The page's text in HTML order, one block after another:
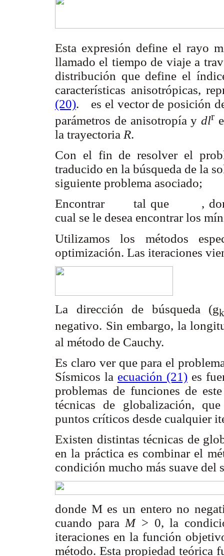
Esta expresión define el rayo
llamado el tiempo de viaje a
distribución que define el
características anisotrópicas,
(20).
es el vector de posición
parámetros de anisotropía ydlr
la trayectoria R.
Con el fin de resolver el
traducido en la búsqueda de la
siguiente problema asociado;
Encontrar
tal que
,
cual se le desea encontrar los
Utilizamos los métodos
optimización. Las iteraciones
La dirección de búsqueda (g
negativo. Sin embargo, la
al método de Cauchy.
Es claro ver que para el
Sísmicos la ecuación (21) es
problemas de funciones de
técnicas de globalización,
puntos críticos desde cualquier
Existen distintas técnicas de
en la práctica es combinar el
condición mucho más suave
donde M es un entero no
cuando para M > 0, la
iteraciones en la función
método. Esta propiedad teórica